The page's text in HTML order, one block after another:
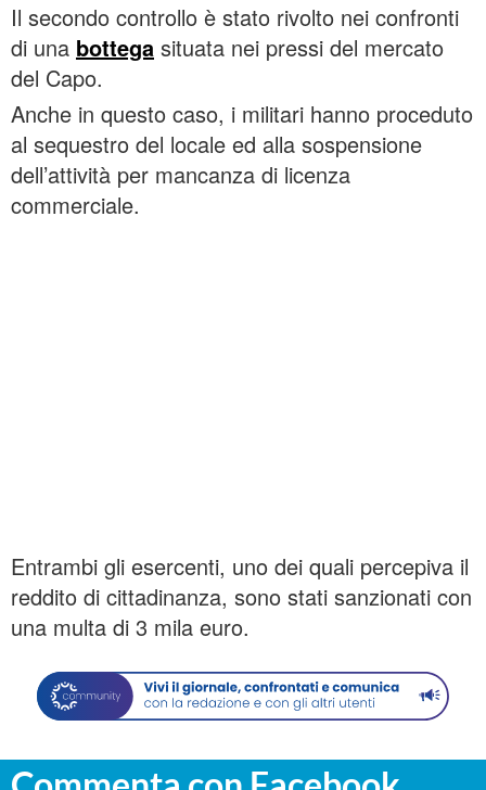
Il secondo controllo è stato rivolto nei confronti
di una bottega situata nei pressi del mercato
del Capo.
Anche in questo caso, i militari hanno proceduto
al sequestro del locale ed alla sospensione
dell’attività per mancanza di licenza
commerciale.
Entrambi gli esercenti, uno dei quali percepiva il
reddito di cittadinanza, sono stati sanzionati con
una multa di 3 mila euro.